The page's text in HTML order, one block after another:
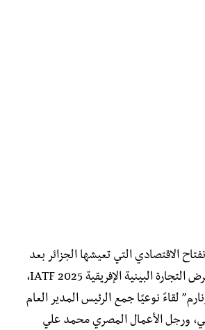
الاقتصادي التي تعيشها الجزائر بعد
مشاركتها القوية في معرض التجارة البينية الإفريقية IATF 2025،
لقاءً نوعيًا جمع الرئيس المدير العام
ورجل الأعمال المصري محمد علي